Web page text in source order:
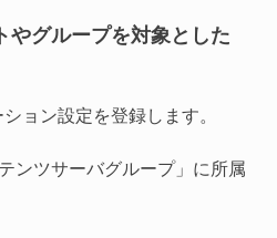
やグループを対象とした
ョン設定を登録します。
ンツサーバグループ」に所属